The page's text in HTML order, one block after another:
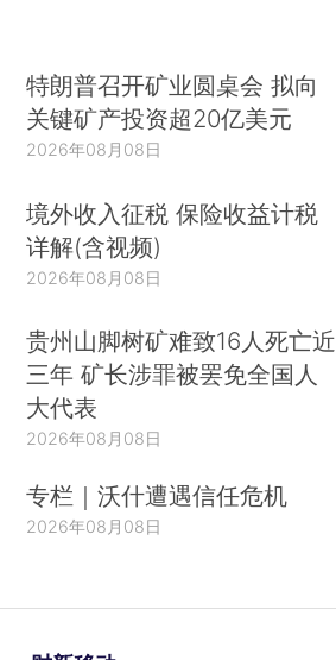
特朗普召开矿业圆桌会 拟向
关键矿产投资超20亿美元
2026年08月08日
境外收入征税 保险收益计税
详解(含视频)
2026年08月08日
贵州山脚树矿难致16人死亡近
三年 矿长涉罪被罢免全国人
大代表
2026年08月08日
专栏｜沃什遭遇信任危机
2026年08月08日